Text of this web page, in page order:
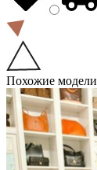
Похожие модели